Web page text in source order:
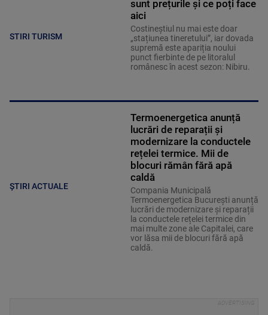
STIRI TURISM
sunt prețurile și ce poți face
aici
Costineștiul nu mai este doar
„stațiunea tineretului”, iar dovada
supremă este apariția noului
punct fierbinte de pe litoralul
românesc în acest sezon: Nibiru.
ȘTIRI ACTUALE
Termoenergetica anunță
lucrări de reparații și
modernizare la conductele
rețelei termice. Mii de
blocuri rămân fără apă
caldă
Compania Municipală
Termoenergetica București anunță
lucrări de modernizare și reparații
la conductele rețelei termice din
mai multe zone ale Capitalei, care
vor lăsa mii de blocuri fără apă
caldă.